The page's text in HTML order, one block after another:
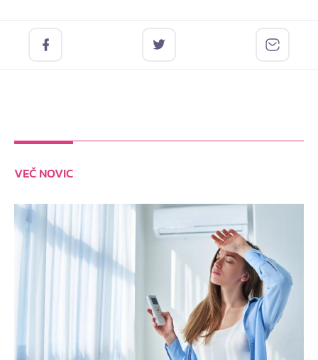
VEČ NOVIC